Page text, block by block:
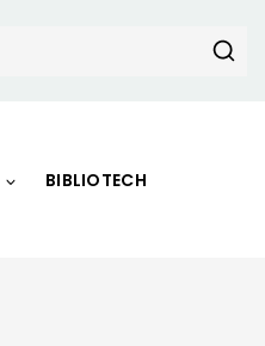
BIBLIOTECH